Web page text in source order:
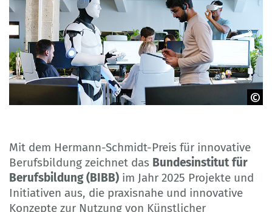
Mit dem Hermann-Schmidt-Preis für innovative
Berufsbildung zeichnet das Bundesinstitut für
Berufsbildung (BIBB) im Jahr 2025 Projekte und
Initiativen aus, die praxisnahe und innovative
Konzepte zur Nutzung von Künstlicher